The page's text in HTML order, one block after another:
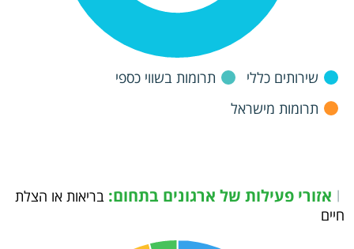
שירותים כללי
תרומות בשווי כספי
תרומות מישראל
| אזורי פעילות של ארגונים בתחום:בריאות או הצלת
חיים